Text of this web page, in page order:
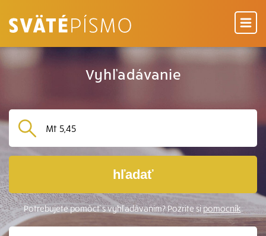
Vyhľadávanie
hľadať
Potrebujete pomôcť s vyhľadávaním? Pozrite sipomocník.